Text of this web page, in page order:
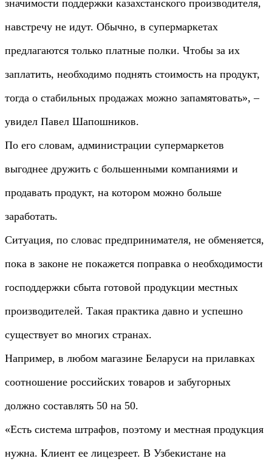
значимости поддержки казахстанского производителя,
навстречу не идут. Обычно, в супермаркетах
предлагаются только платные полки. Чтобы за их
заплатить, необходимо поднять стоимость на продукт,
тогда о стабильных продажах можно запамятовать», –
увидел Павел Шапошников.
По его словам, администрации супермаркетов
выгоднее дружить с большенными компаниями и
продавать продукт, на котором можно больше
заработать.
Ситуация, по словас предпринимателя, не обменяется,
пока в законе не покажется поправка о необходимости
господдержки сбыта готовой продукции местных
производителей. Такая практика давно и успешно
существует во многих странах.
Например, в любом магазине Беларуси на прилавках
соотношение российских товаров и забугорных
должно составлять 50 на 50.
«Есть система штрафов, поэтому и местная продукция
нужна. Клиент ее лицезреет. В Узбекистане на